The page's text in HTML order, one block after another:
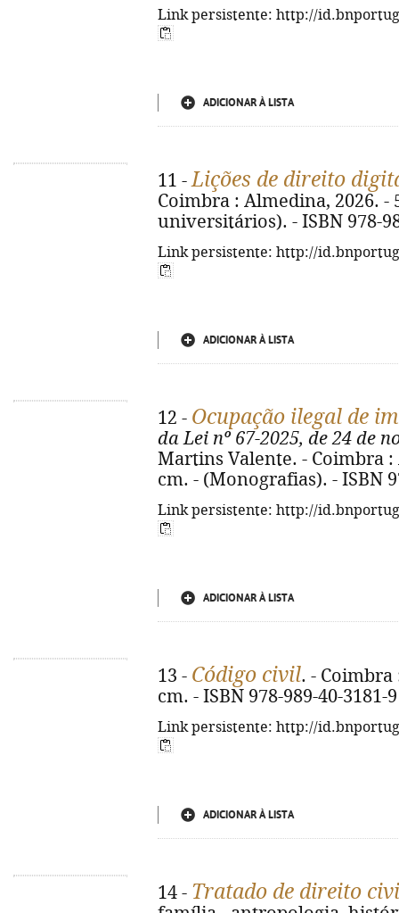
Link persistente: http://
ADICIONAR À LISTA
11 -Lições de direito
Coimbra : Almedina, 2026. -
universitários). - ISBN 978-
Link persistente: http://
ADICIONAR À LISTA
12 - Ocupação ilegal de
da Lei nº 67-2025, de 24 de
Martins Valente. - Coimbra :
cm. - (Monografias). - ISBN
Link persistente: http://
ADICIONAR À LISTA
13 - Código civil. - Coimbra
cm. - ISBN 978-989-40-3181-9
Link persistente: http://
ADICIONAR À LISTA
14 - Tratado de direito